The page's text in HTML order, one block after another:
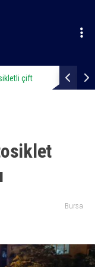
Bursa’da
Bursa